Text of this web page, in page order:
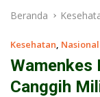
Beranda
Kesehatan, Nasional
Wamenkes
Canggih